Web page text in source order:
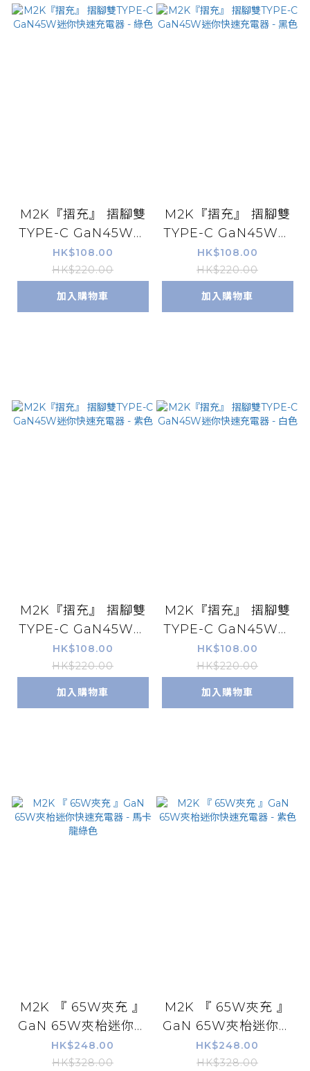
M2K『摺充』 摺腳雙
TYPE-C GaN45W迷
你快速充電器 - 綠色
HK$108.00
HK$220.00
加入購物車
M2K『摺充』 摺腳雙
TYPE-C GaN45W迷
你快速充電器 - 黑色
HK$108.00
HK$220.00
加入購物車
M2K『摺充』 摺腳雙
TYPE-C GaN45W迷
你快速充電器 - 紫色
HK$108.00
HK$220.00
加入購物車
M2K『摺充』 摺腳雙
TYPE-C GaN45W迷
你快速充電器 - 白色
HK$108.00
HK$220.00
加入購物車
M2K 『 65W夾充 』
GaN 65W夾枱迷你快
速充電器 - 馬卡龍綠
色
HK$248.00
HK$328.00
M2K 『 65W夾充 』
GaN 65W夾枱迷你快
速充電器 - 紫色
HK$248.00
HK$328.00